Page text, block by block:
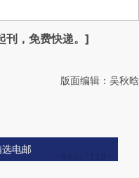
刊，免费快递。]
版面编辑：吴秋晗
电邮